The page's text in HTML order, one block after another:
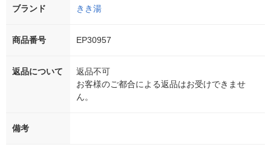
ブランド きき湯
商品番号 EP30957
返品について
返品不可
お客様のご都合による返品はお受けできませ
ん。
備考